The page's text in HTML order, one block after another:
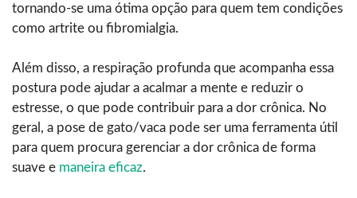
tornando-se uma ótima opção para quem tem condições
como artrite ou fibromialgia.
Além disso, a respiração profunda que acompanha essa
postura pode ajudar a acalmar a mente e reduzir o
estresse, o que pode contribuir para a dor crônica. No
geral, a pose de gato/vaca pode ser uma ferramenta útil
para quem procura gerenciar a dor crônica de forma
suave e maneira eficaz.